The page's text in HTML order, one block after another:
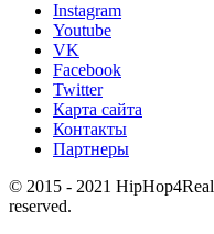
Instagram
Youtube
VK
Facebook
Twitter
Карта сайта
Контакты
Партнеры
© 2015 - 2021
reserved.